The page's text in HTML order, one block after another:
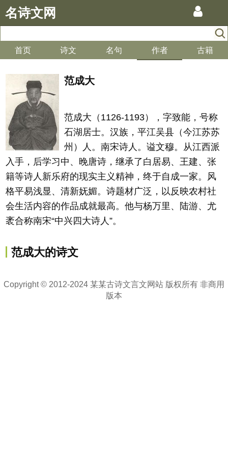
名诗文网
首页 诗文 名句 作者 古籍
范成大
范成大（1126-1193），字致能，号称
石湖居士。汉族，平江吴县（今江苏苏
州）人。南宋诗人。谥文穆。从江西派
入手，后学习中、晚唐诗，继承了白居易、王建、张
籍等诗人新乐府的现实主义精神，终于自成一家。风
格平易浅显、清新妩媚。诗题材广泛，以反映农村社
会生活内容的作品成就最高。他与杨万里、陆游、尤
袤合称南宋“中兴四大诗人”。
范成大的诗文
Copyright © 2012-2024 某某古诗文言文网站 版权所有 非商用
版本